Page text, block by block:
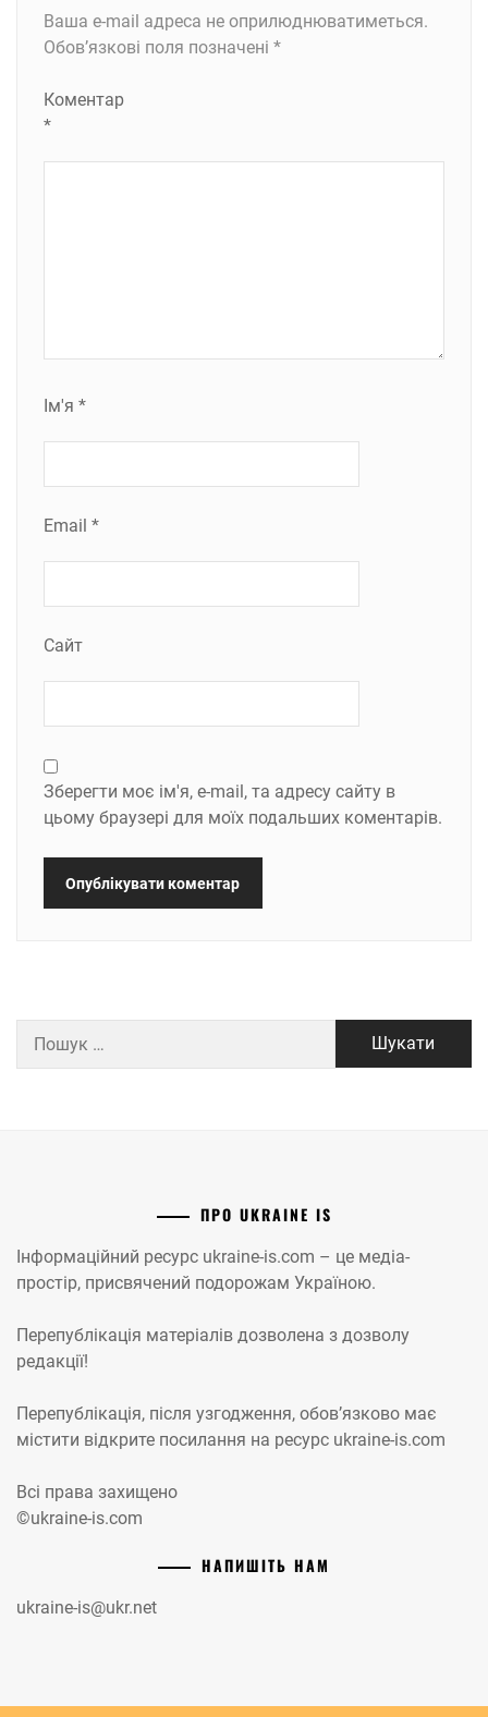
Ваша e-mail адреса не оприлюднюватиметься.
Обов’язкові поля позначені *
Коментар
*
Ім'я *
Email *
Сайт
Зберегти моє ім'я, e-mail, та адресу сайту в
цьому браузері для моїх подальших коментарів.
ПРО UKRAINE IS
Інформаційний ресурс ukraine-is.com – це медіа-
простір, присвячений подорожам Україною.
Перепублікація матеріалів дозволена з дозволу
редакції!
Перепублікація, після узгодження, обов’язково має
містити відкрите посилання на ресурс ukraine-is.com
Всі права захищено
©ukraine-is.com
НАПИШІТЬ НАМ
ukraine-is@ukr.net